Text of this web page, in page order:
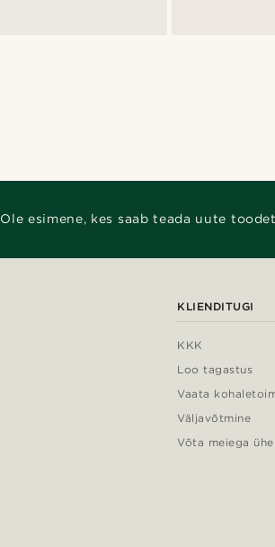
Ole esimene, kes saab teada uute
KLIENDITUGI
KKK
Loo tagastus
Vaata
Väljavõtmine
Võta meiega